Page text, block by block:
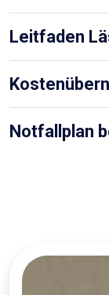
Leitfaden
Notfallplan